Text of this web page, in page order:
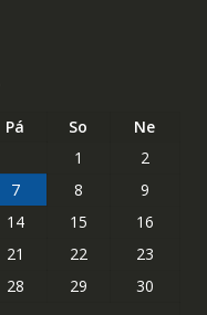
Pá So
Ne
1
2
7 8
9
14 15
16
21 22
23
28 29
30